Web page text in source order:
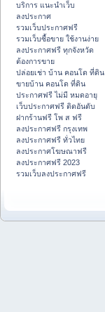
บริการ แนะนำเว็บ
ลงประกาศ
รวมเว็บประกาศฟรี
รวมเว็บซื้อขาย ใช้งานง่าย
ลงประกาศฟรี ทุกจังหวัด
ต้องการขาย
ปล่อยเช่า บ้าน คอนโด ที่ดิน
ขายบ้าน คอนโด ที่ดิน
ประกาศฟรี ไม่มี หมดอายุ
เว็บประกาศฟรี ติดอันดับ
ฝากร้านฟรี โพ ส ฟรี
ลงประกาศฟรี กรุงเทพ
ลงประกาศฟรี ทั่วไทย
ลงประกาศโฆษณาฟรี
ลงประกาศฟรี 2023
รวมเว็บลงประกาศฟรี